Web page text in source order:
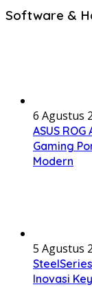
Software &
6 Agustus
ASUS
Gaming
Modern
5 Agustus
Inovasi